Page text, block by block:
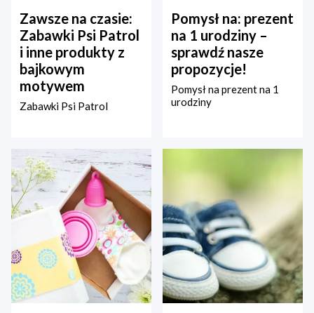
Zawsze na czasie:
Zabawki Psi Patrol
i inne produkty z
bajkowym
motywem
Zabawki Psi Patrol
Pomysł na: prezent
na 1 urodziny –
sprawdź nasze
propozycje!
Pomysł na prezent na 1
urodziny